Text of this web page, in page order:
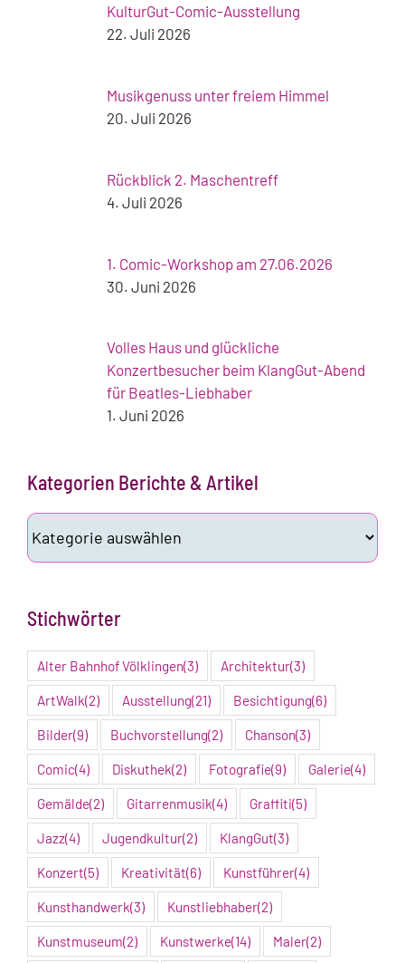
KulturGut-Comic-Ausstellung
22. Juli 2026
Musikgenuss unter freiem Himmel
20. Juli 2026
Rückblick 2. Maschentreff
4. Juli 2026
1. Comic-Workshop am 27.06.2026
30. Juni 2026
Volles Haus und glückliche
Konzertbesucher beim KlangGut-Abend
für Beatles-Liebhaber
1. Juni 2026
Kategorien Berichte & Artikel
Kategorien
Berichte
&
Stichwörter
Alter Bahnhof Völklingen(3) Architektur(3)
ArtWalk(2) Ausstellung(21) Besichtigung(6)
Bilder(9) Buchvorstellung(2) Chanson(3)
Comic(4) Diskuthek(2) Fotografie(9) Galerie(4)
Gemälde(2) Gitarrenmusik(4) Graffiti(5)
Jazz(4) Jugendkultur(2) KlangGut(3)
Konzert(5) Kreativität(6) Kunstführer(4)
Kunsthandwerk(3) Kunstliebhaber(2)
Kunstmuseum(2) Kunstwerke(14) Maler(2)